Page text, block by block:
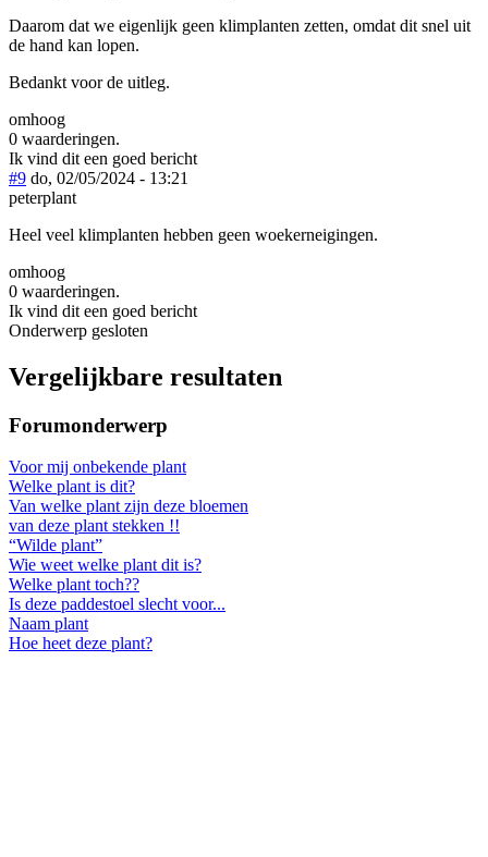
Daarom dat we eigenlijk geen klimplanten zetten, omdat dit snel uit
de hand kan lopen.
Bedankt voor de uitleg.
omhoog
0 waarderingen.
Ik vind dit een goed bericht
#9 do, 02/05/2024 - 13:21
peterplant
Heel veel klimplanten hebben geen woekerneigingen.
omhoog
0 waarderingen.
Ik vind dit een goed bericht
Onderwerp gesloten
Vergelijkbare resultaten
Forumonderwerp
Voor mij onbekende plant
Welke plant is dit?
Van welke plant zijn deze bloemen
van deze plant stekken !!
“Wilde plant”
Wie weet welke plant dit is?
Welke plant toch??
Is deze paddestoel slecht voor...
Naam plant
Hoe heet deze plant?